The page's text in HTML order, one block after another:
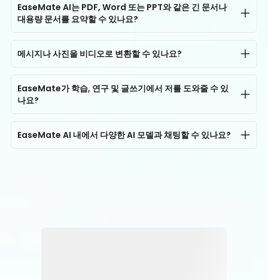
다. 안전한 저장소, 접근 제어 및 보안 모니터링을 통해
귀하의 정보는 항상 비공식적이고 보호되며 귀하의 통
하는 언어로 정확한 텍스트로 변환하는 데 도움을 줄 수
있습니다. 필요한 것은 YouTube 비디오 요약 기능을 이
EaseMate AI는 PDF, Word 또는 PPT와 같은 긴 문서나
대용량 문서를 요약할 수 있나요?
의 PPT, PDF 또는 DOC 파일의 크기가 얼마나 크든지
석하며, 적절한 속도로 요약하는 데 도움을 줄 것입니다.
또한, 대상 파일에서 하이라이트를 그릴 수 있어,
EaseMate AI가 업로드한 파일을 빠르고 정확하게 전송
메시지나 사진을 비디오로 변환할 수 있나요?
성기 또는 Nano Banana, GPT, Midjourney, Flux,
Seedream, Kling과 같은 다른 AI 이미지 생성 모델을
가하여 스타일리시한 이미지를 만들 수 있습니다.
EaseMate가 학습, 연구 및 글쓰기에서 저를 도와줄 수 있
나요?
움을 받아 복잡한 수학, 물리학, 재무 및 심지어 의학 개
념을 배우는 스트레스를 해소할 수 있습니다. 또한 시험
EaseMate AI 내에서 다양한 AI 모델과 채팅할 수 있나요?